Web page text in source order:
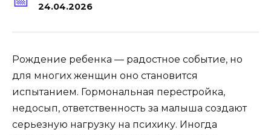
24.04.2026
Рождение ребенка — радостное событие, но
для многих женщин оно становится
испытанием. Гормональная перестройка,
недосып, ответственность за малыша создают
серьезную нагрузку на психику. Иногда